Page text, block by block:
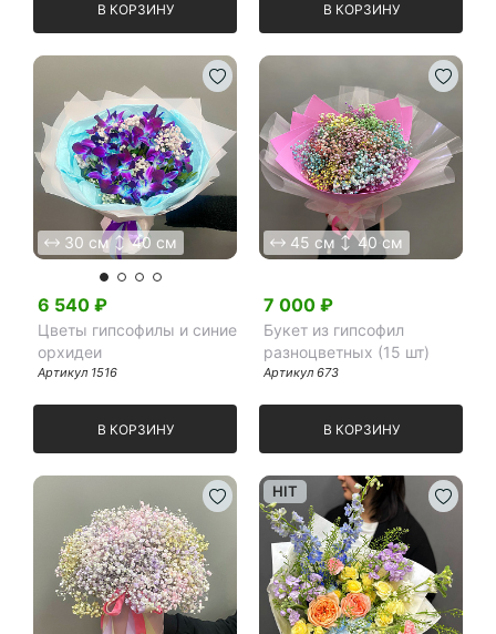
В КОРЗИНУ В КОРЗИНУ
30 см 40 см
6 540 ₽
Цветы гипсофилы и синие
орхидеи
Артикул 1516
В КОРЗИНУ
45 см 40 см
7 000 ₽
Букет из гипсофил
разноцветных (15 шт)
Артикул 673
В КОРЗИНУ
HIT